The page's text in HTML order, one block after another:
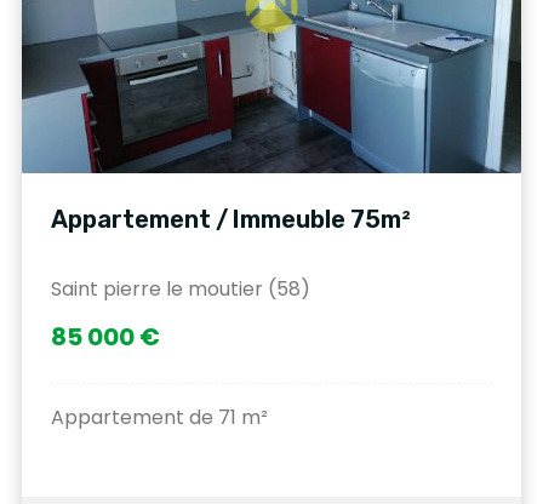
Appartement / Immeuble 75m²
Saint pierre le moutier (58)
85 000 €
Appartement de 71 m²